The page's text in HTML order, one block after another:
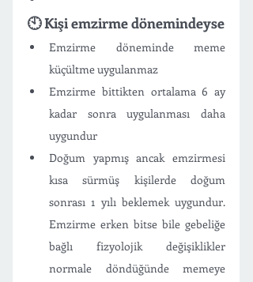
Emzirme döneminde meme
küçültme uygulanmaz
Emzirme bittikten ortalama 6 ay
kadar sonra uygulanması daha
uygundur
Doğum yapmış ancak emzirmesi
kısa sürmüş kişilerde doğum
sonrası 1 yılı beklemek uygundur.
Emzirme erken bitse bile gebeliğe
bağlı fizyolojik değişiklikler
normale döndüğünde memeye